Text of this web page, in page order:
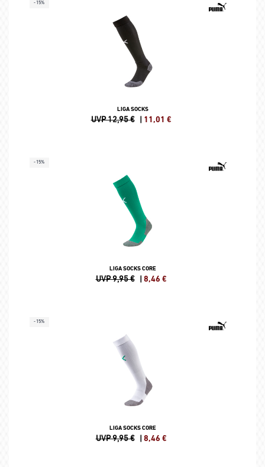
-15%
LIGA SOCKS
UVP 12,95 € | 11,01 €
-15%
LIGA SOCKS CORE
UVP 9,95 € | 8,46 €
-15%
LIGA SOCKS CORE
UVP 9,95 € | 8,46 €